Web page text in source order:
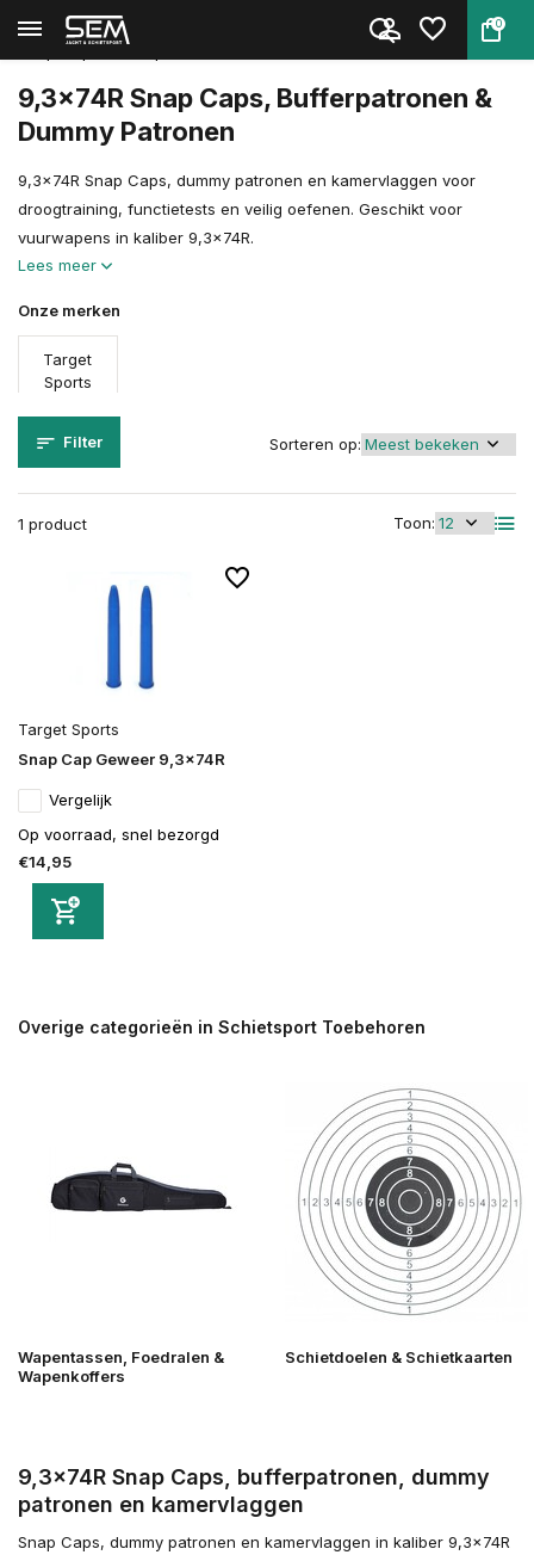
0
Terug Home
9,3x74R Snap Caps, Bufferpatronen &
Dummy Patronen
9,3x74R Snap Caps, dummy patronen en kamervlaggen voor
droogtraining, functietests en veilig oefenen. Geschikt voor
vuurwapens in kaliber 9,3x74R.
Lees meer
Onze merken
Target
Sports
Filter
1 product Toon:
Sorteren op:
Target Sports
Snap Cap Geweer 9,3x74R
Vergelijk
Op voorraad, snel bezorgd
€14,95
Overige categorieën in Schietsport Toebehoren
Wapentassen, Foedralen &
Wapenkoffers
Schietdoelen & Schietkaarten
9,3x74R Snap Caps, bufferpatronen, dummy
patronen en kamervlaggen
Snap Caps, dummy patronen en kamervlaggen in kaliber 9,3x74R